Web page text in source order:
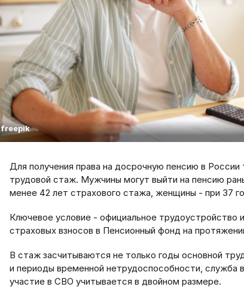
freepik
Для получения права на досрочную пенсию в России
трудовой стаж. Мужчины могут выйти на пенсию
менее 42 лет страхового стажа, женщины - при 37
Ключевое условие - официальное трудоустройство
страховых взносов в Пенсионный фонд на
В стаж засчитываются не только годы основной
и периоды временной нетрудоспособности, служба
участие в СВО учитывается в двойном размере.